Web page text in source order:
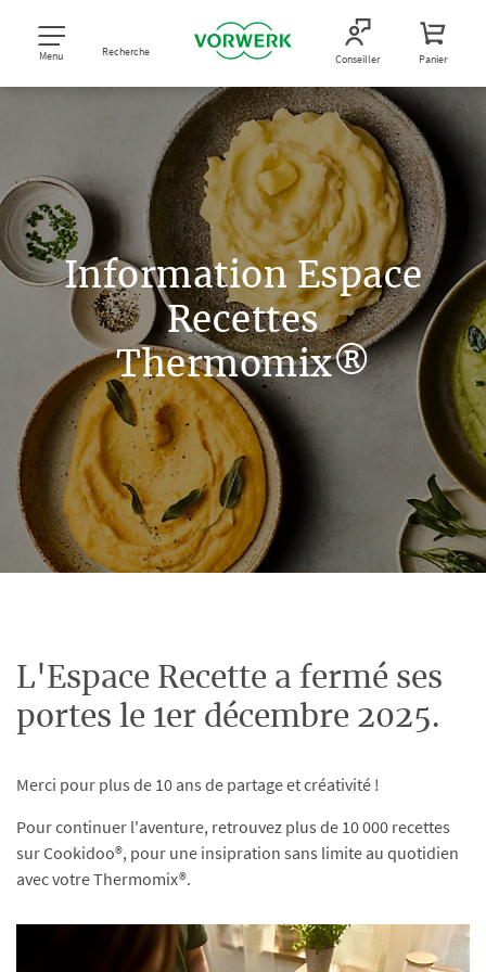
Menu Recherche Conseiller Panier
Information Espace
Recettes
Thermomix®
L'Espace Recette a fermé ses
portes le 1er décembre 2025.
Merci pour plus de 10 ans de partage et créativité !
Pour continuer l'aventure, retrouvez plus de 10 000 recettes
sur Cookidoo®, pour une insipration sans limite au quotidien
avec votre Thermomix®.